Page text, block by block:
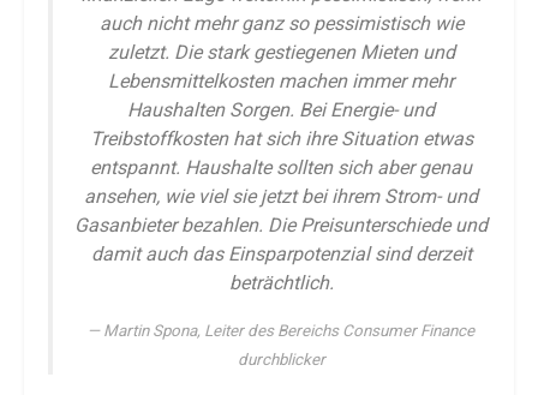
auch nicht mehr ganz so pessimistisch wie
zuletzt. Die stark gestiegenen Mieten und
Lebensmittelkosten machen immer mehr
Haushalten Sorgen. Bei Energie- und
Treibstoffkosten hat sich ihre Situation etwas
entspannt. Haushalte sollten sich aber genau
ansehen, wie viel sie jetzt bei ihrem Strom- und
Gasanbieter bezahlen. Die Preisunterschiede und
damit auch das Einsparpotenzial sind derzeit
beträchtlich.
Martin Spona, Leiter des Bereichs Consumer Finance
durchblicker